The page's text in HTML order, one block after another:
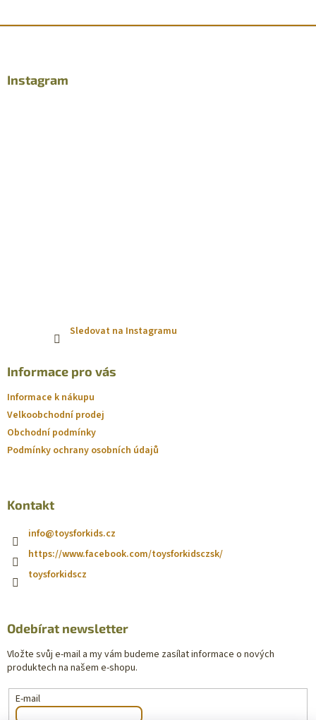
Instagram
Sledovat na Instagramu
Informace pro vás
Informace k nákupu
Velkoobchodní prodej
Obchodní podmínky
Podmínky ochrany osobních údajů
Kontakt
info@toysforkids.cz
https://www.facebook.com/toysforkidsczsk/
toysforkidscz
Odebírat newsletter
Vložte svůj e-mail a my vám budeme zasílat informace o nových
produktech na našem e-shopu.
E-mail